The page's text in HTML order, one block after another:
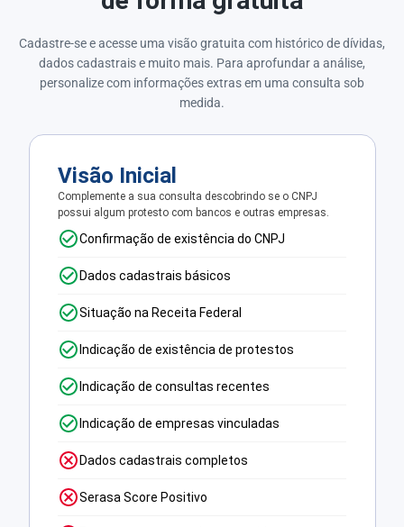
Cadastre-se e acesse uma visão gratuita com histórico de dívidas,
dados cadastrais e muito mais. Para aprofundar a análise,
personalize com informações extras em uma consulta sob
medida.
Visão Inicial
Complemente a sua consulta descobrindo se o CNPJ
possui algum protesto com bancos e outras empresas.
Confirmação de existência do CNPJ
Dados cadastrais básicos
Situação na Receita Federal
Indicação de existência de protestos
Indicação de consultas recentes
Indicação de empresas vinculadas
Dados cadastrais completos
Serasa Score Positivo